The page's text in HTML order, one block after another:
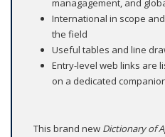
managagement, and
International in scope
the field
Useful tables and line
Entry-level web links are
on a dedicated
This brand new Dictionary of